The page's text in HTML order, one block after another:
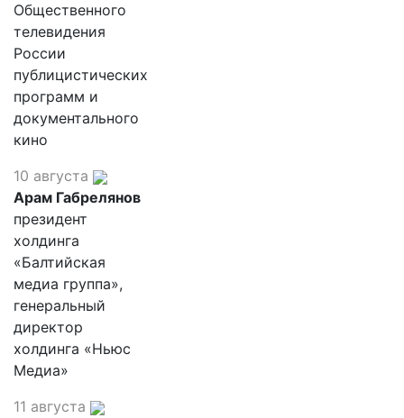
Общественного
телевидения
России
публицистических
программ и
документального
кино
10 августа
Арам Габрелянов
президент
холдинга
«Балтийская
медиа группа»,
генеральный
директор
холдинга «Ньюс
Медиа»
11 августа